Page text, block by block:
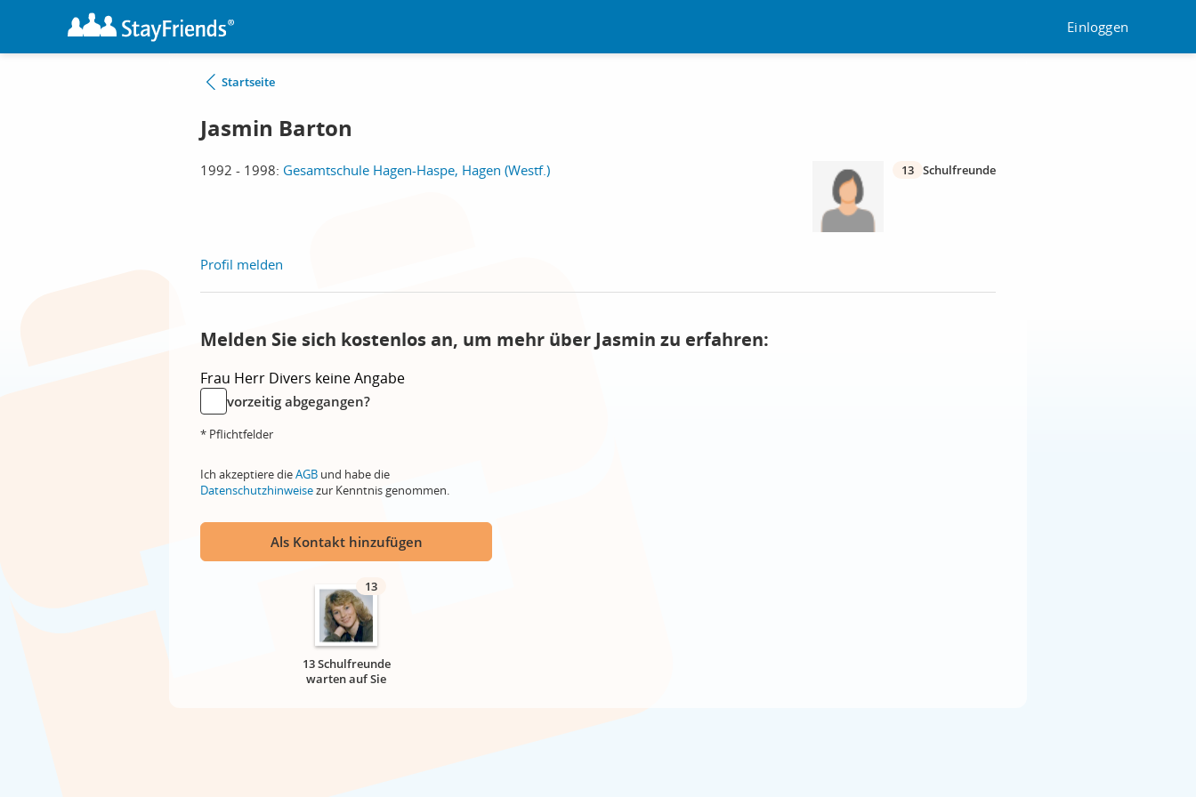
Einloggen
Startseite
Jasmin Barton
1992 - 1998: Gesamtschule Hagen-Haspe, Hagen (Westf.) 13 Schulfreunde
Profil melden
Melden Sie sich kostenlos an, um mehr über Jasmin zu erfahren:
Frau Herr Divers keine Angabe
vorzeitig abgegangen?
* Pflichtfelder
Ich akzeptiere dieAGB und habe die
Datenschutzhinweisezur Kenntnis genommen.
Als Kontakt hinzufügen
13
13 Schulfreunde
warten auf Sie